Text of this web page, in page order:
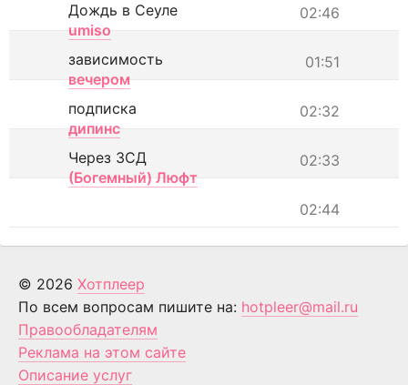
02:46
Дождь в Сеуле
umiso
01:51
зависимость
вечером
02:32
подписка
дипинс
02:33
Через ЗСД
(Богемный) Люфт
02:44
© 2026 Хотплеер
По всем вопросам пишите на: hotpleer@mail.ru
Правообладателям
Реклама на этом сайте
Описание услуг